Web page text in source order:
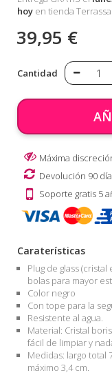
hoy en tienda Terrassa.
39,95 €
Cantidad
Máxima
Devolución 90
Soporte gratis 5
Caraterísticas
Plug de glass
bolas para mayor
Color negro
Con tope para la
Resistente al agua.
Material: Cristal
fácil de limpiar y
Medidas: largo total
máximo 3,4 cm.